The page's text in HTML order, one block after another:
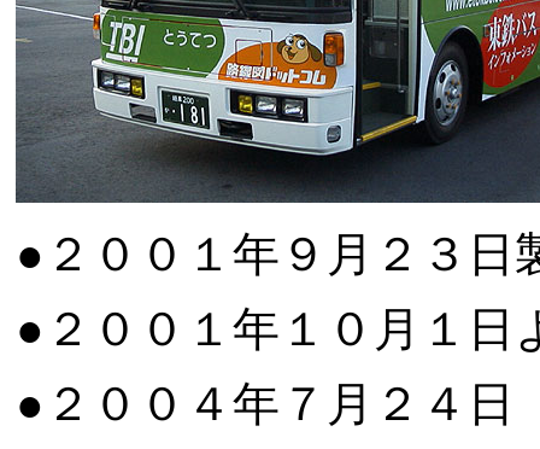
●２００１年９月２３日
●２００１年１０月１日
●２００４年７月２４